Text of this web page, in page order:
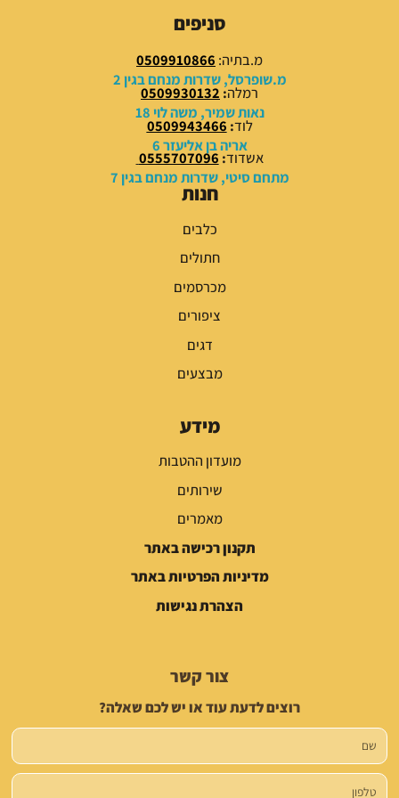
0
.
0
0
₪
.
0
0
₪
.
סניפים
מ.בתיה: 0509910866
מ.שופרסל, שדרות מנחם בגין 2
רמלה:
0509930132
נאות שמיר, משה לוי 18
לוד:
0509943466
אריה בן אליעזר 6
אשדוד:
0555707096
מתחם סיטי, שדרות מנחם בגין 7
חנות
כלבים
חתולים
מכרסמים
ציפורים
דגים
מבצעים
מידע
מועדון ההטבות
שירותים
מאמרים
תקנון רכישה באתר
מדיניות הפרטיות באתר
הצהרת נגישות
צור קשר
רוצים לדעת עוד או יש לכם שאלה?
שם
טלפון